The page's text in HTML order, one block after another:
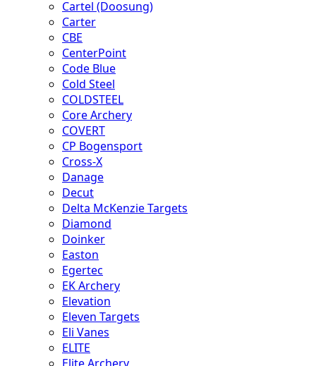
Cartel (Doosung)
Carter
CBE
CenterPoint
Code Blue
Cold Steel
COLDSTEEL
Core Archery
COVERT
CP Bogensport
Cross-X
Danage
Decut
Delta McKenzie Targets
Diamond
Doinker
Easton
Egertec
EK Archery
Elevation
Eleven Targets
Eli Vanes
ELITE